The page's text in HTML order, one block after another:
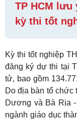
TP HCM
kỳ thi tốt
Kỳ thi tốt nghiệp
đăng ký dự thi tại
tử, bao gồm
Do địa bàn tổ chức
Dương và Bà Rịa
ngành giáo dục